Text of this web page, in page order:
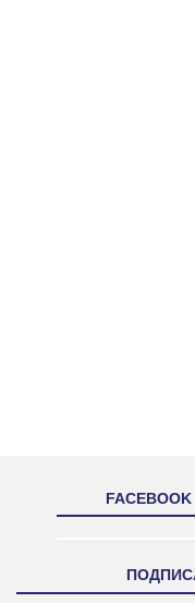
FACEBOOK